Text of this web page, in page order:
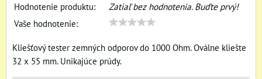
Hodnotenie produktu:
Zatiaľ bez hodnotenia. Buďte prvý!
Vaše hodnotenie:
Kliešťový tester zemných odporov do 1000 Ohm. Oválne kliešte
32 x 55 mm. Unikajúce prúdy.